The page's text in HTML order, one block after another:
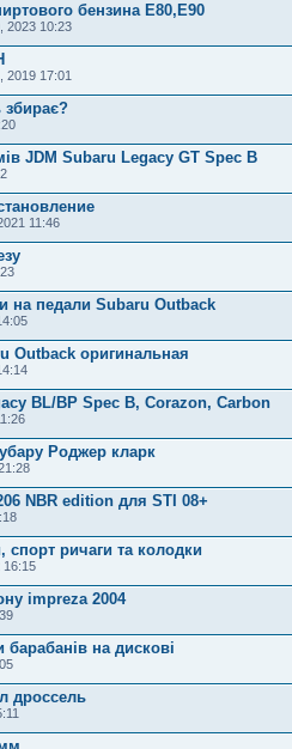
бензина Е80,Е90
2023 10:23
2019 17:01
збирає?
JDM Subaru Legacy GT Spec B
11:46
на педали Subaru Outback
Outback оригинальная
BL/BP Spec B, Corazon, Carbon
Роджер кларк
NBR edition для STI 08+
спорт ричаги та колодки
16:15
impreza 2004
барабанів на дискові
дроссель